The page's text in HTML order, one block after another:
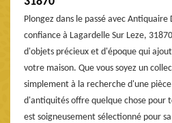
Plongez dans le passé avec
confiance à Lagardelle Sur Leze,
d'objets précieux et d'époque qui
votre maison. Que vous soyez un
simplement à la recherche d'une
d'antiquités offre quelque chose pour
est soigneusement sélectionné pour